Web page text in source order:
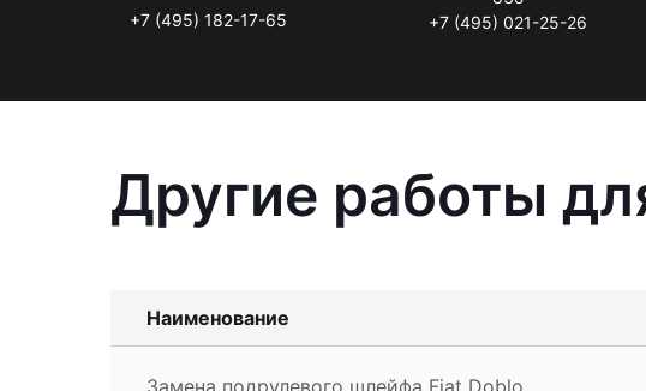
+7 (495) 182-17-65
+7 (495) 021-25-26
Другие работы
Наименование
Замена подрулевого шлейфа Fiat Doblo